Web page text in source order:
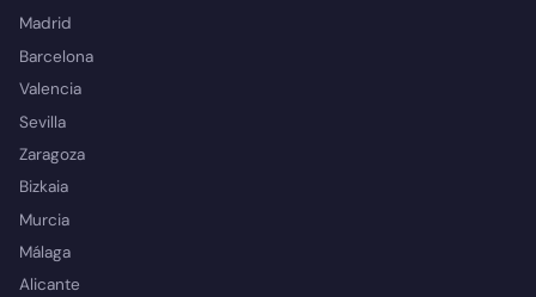
Madrid
Barcelona
Valencia
Sevilla
Zaragoza
Bizkaia
Murcia
Málaga
Alicante